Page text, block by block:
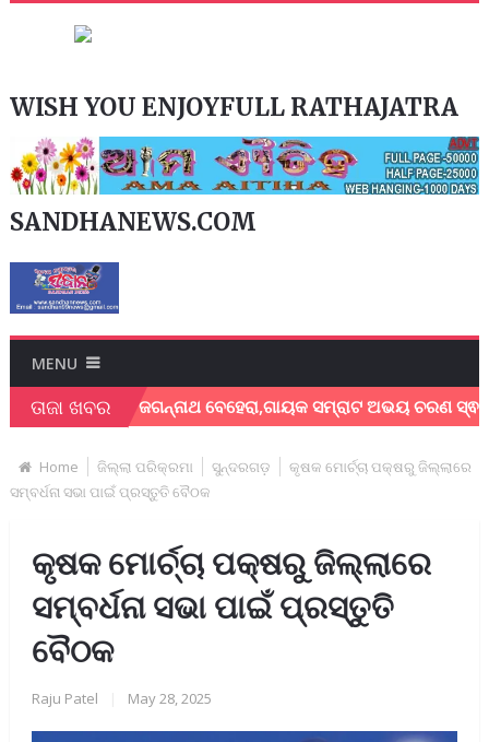
WISH YOU ENJOYFULL RATHAJATRA
SANDHANEWS.COM
MENU
ତାଜା ଖବର
ଶେଖର ଜଗନ୍ନାଥ ବେହେରା,ଗାୟକ ସମ୍ରାଟ ଅଭୟ ଚରଣ
Home ଜିଲ୍ଲା ପରିକ୍ରମା ସୁନ୍ଦରଗଡ଼
କୃଷକ ମୋର୍ଚ୍ଚା ପକ୍ଷରୁ ଜିଲ୍ଲାରେ
ସମ୍ବର୍ଧନା ସଭା ପାଇଁ ପ୍ରସ୍ତୁତି ବୈଠକ
କୃଷକ ମୋର୍ଚ୍ଚା ପକ୍ଷରୁ ଜିଲ୍ଲାରେ
ସମ୍ବର୍ଧନା ସଭା ପାଇଁ ପ୍ରସ୍ତୁତି
ବୈଠକ
Raju Patel May 28, 2025